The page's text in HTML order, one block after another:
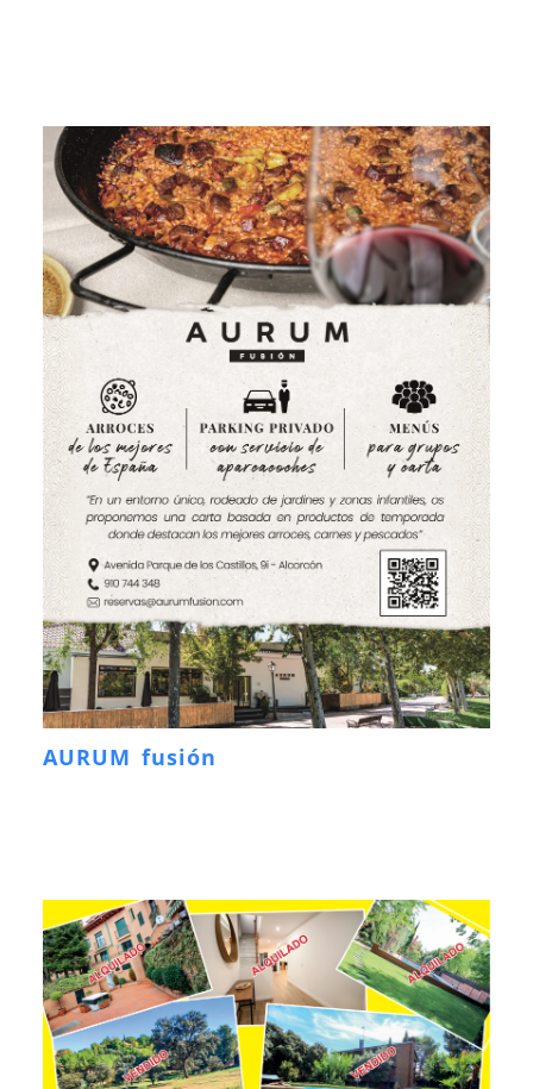
AURUM fusión